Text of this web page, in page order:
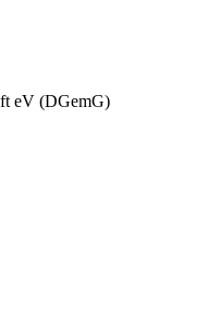
eV (DGemG)